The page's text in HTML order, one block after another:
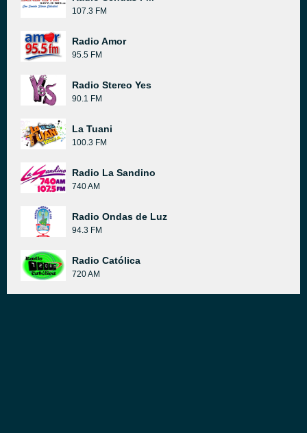
107.3 FM
Radio Amor
95.5 FM
Radio Stereo Yes
90.1 FM
La Tuani
100.3 FM
Radio La Sandino
740 AM
Radio Ondas de Luz
94.3 FM
Radio Católica
720 AM